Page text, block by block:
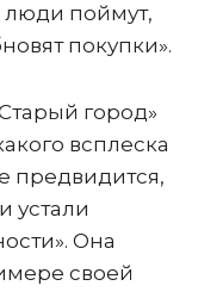
люди поймут,
покупки».
город»
всплеска
предвидится,
устали
Она
своей